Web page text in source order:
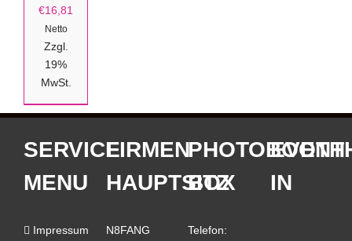
€16,81
Netto
Zzgl.
19%
MwSt.
SERVICE
MENU
Impressum
FIRMEN
HAUPTSITZ
N8FANG
PHOTOBOOTH
BOX
Telefon:
IN